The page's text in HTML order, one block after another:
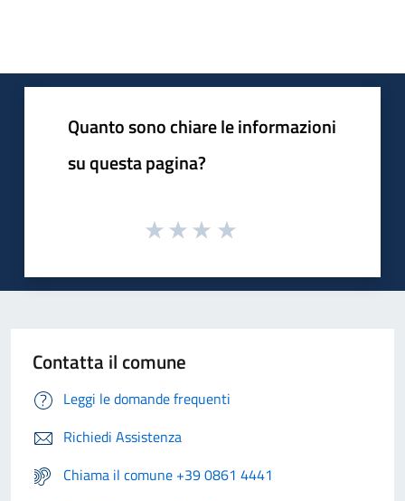
Quanto sono chiare le informazioni
su questa pagina?
Contatta il comune
Leggi le domande frequenti
Richiedi Assistenza
Chiama il comune +39 0861 4441